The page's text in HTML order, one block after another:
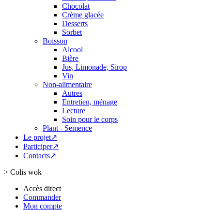
Chocolat
Crème glacée
Desserts
Sorbet
Boisson
Alcool
Bière
Jus, Limonade, Sirop
Vin
Non-alimentaire
Autres
Entretien, ménage
Lecture
Soin pour le corps
Plant - Semence
Le projet↗
Participer↗
Contacts↗
> Colis wok
Accès direct
Commander
Mon compte